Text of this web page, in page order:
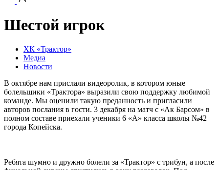
Шестой игрок
ХК «Трактор»
Медиа
Новости
В октябре нам прислали видеоролик, в котором юные
болельщики «Трактора» выразили свою поддержку любимой
команде. Мы оценили такую преданность и пригласили
авторов послания в гости. 3 декабря на матч с «Ак Барсом» в
полном составе приехали ученики 6 «А» класса школы №42
города Копейска.
Ребята шумно и дружно болели за «Трактор» с трибун, а после